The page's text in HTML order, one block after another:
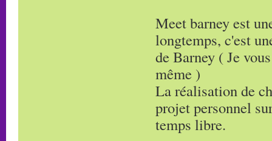
Meet barney est
longtemps, c'est
de Barney ( Je
même )
La réalisation de
projet personnel
temps libre.